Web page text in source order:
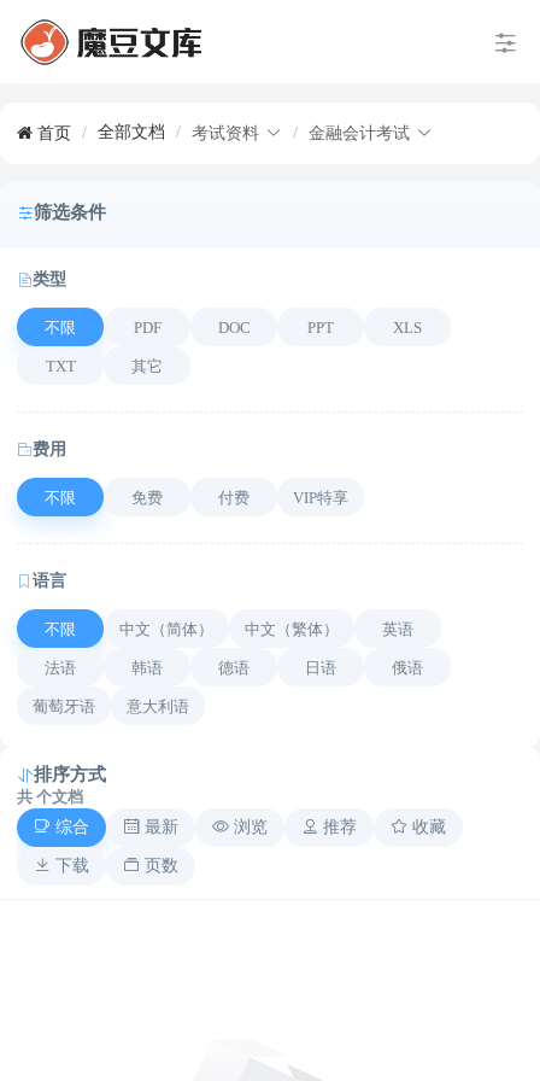
首页 / 全部文档 / 考试资料 / 金融会计考试
筛选条件
类型
不限 PDF DOC PPT XLS
TXT 其它
费用
不限 免费 付费 VIP特享
语言
不限 中文（简体） 中文（繁体） 英语
法语 韩语 德语 日语 俄语
葡萄牙语 意大利语
排序方式
共 个文档
综合
最新 浏览 推荐 收藏
下载 页数